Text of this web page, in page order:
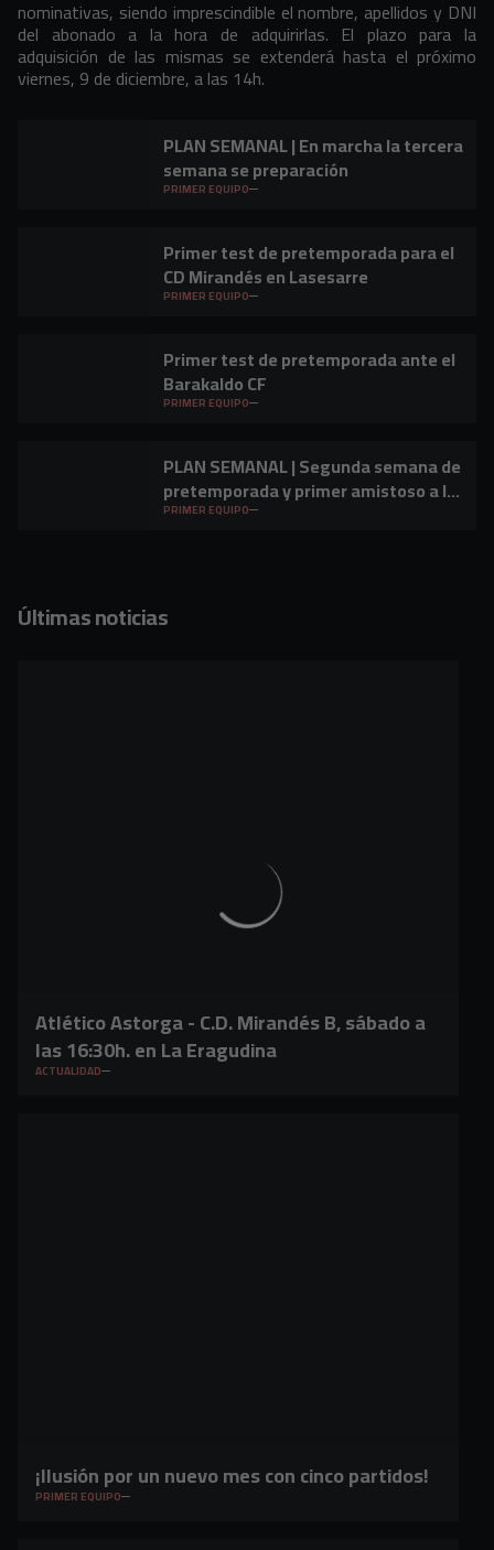
nominativas, siendo imprescindible el nombre, apellidos y DNI
del abonado a la hora de adquirirlas. El plazo para la
adquisición de las mismas se extenderá hasta el próximo
viernes, 9 de diciembre, a las 14h.
PLAN SEMANAL | En marcha la tercera
semana se preparación
PRIMER EQUIPO
Primer test de pretemporada para el
CD Mirandés en Lasesarre
PRIMER EQUIPO
Primer test de pretemporada ante el
Barakaldo CF
PRIMER EQUIPO
PLAN SEMANAL | Segunda semana de
pretemporada y primer amistoso a la
vista
PRIMER EQUIPO
Últimas noticias
Atlético Astorga - C.D. Mirandés B, sábado a
las 16:30h. en La Eragudina
ACTUALIDAD
¡Ilusión por un nuevo mes con cinco partidos!
PRIMER EQUIPO